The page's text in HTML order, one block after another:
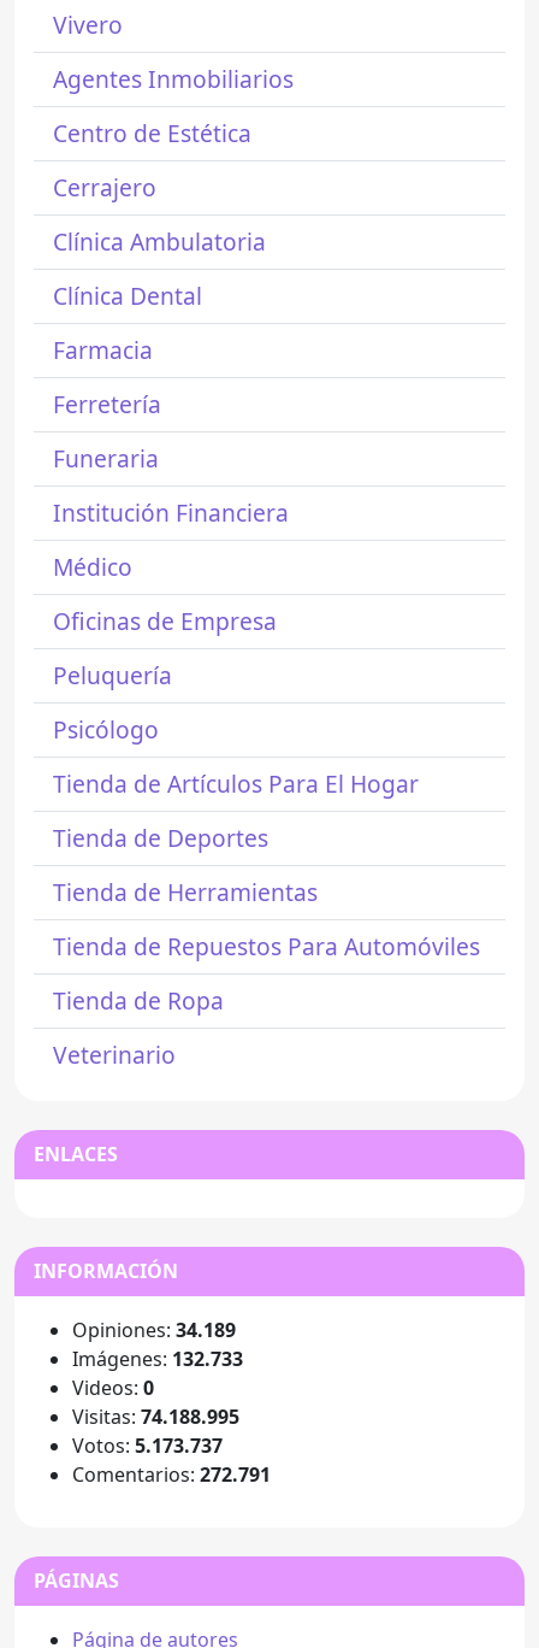
Vivero
Agentes Inmobiliarios
Centro de Estética
Cerrajero
Clínica Ambulatoria
Clínica Dental
Farmacia
Ferretería
Funeraria
Institución Financiera
Médico
Oficinas de Empresa
Peluquería
Psicólogo
Tienda de Artículos Para El Hogar
Tienda de Deportes
Tienda de Herramientas
Tienda de Repuestos Para Automóviles
Tienda de Ropa
Veterinario
ENLACES
INFORMACIÓN
Opiniones: 34.189
Imágenes: 132.733
Videos: 0
Visitas: 74.188.995
Votos: 5.173.737
Comentarios: 272.791
PÁGINAS
Página de autores